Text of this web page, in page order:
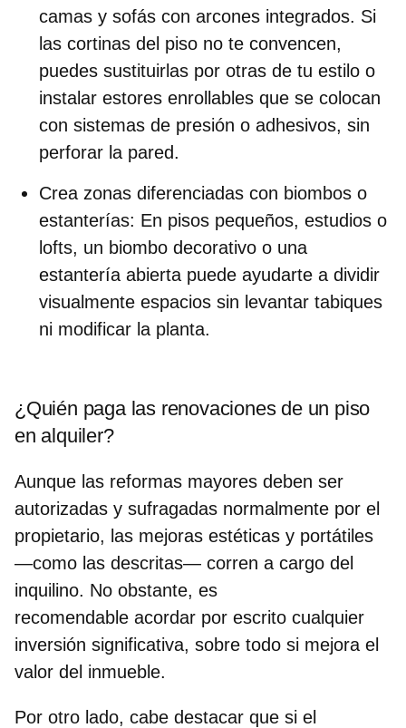
camas y sofás con arcones integrados. Si
las cortinas del piso no te convencen,
puedes sustituirlas por otras de tu estilo o
instalar estores enrollables que se colocan
con sistemas de presión o adhesivos, sin
perforar la pared.
Crea zonas diferenciadas con biombos o
estanterías: En pisos pequeños, estudios o
lofts, un biombo decorativo o una
estantería abierta puede ayudarte a dividir
visualmente espacios sin levantar tabiques
ni modificar la planta.
¿Quién paga las renovaciones de un piso
en alquiler?
Aunque las reformas mayores deben ser
autorizadas y sufragadas normalmente por el
propietario, las mejoras estéticas y portátiles
—como las descritas— corren a cargo del
inquilino. No obstante, es
recomendable acordar por escrito cualquier
inversión significativa, sobre todo si mejora el
valor del inmueble.
Por otro lado, cabe destacar que si el